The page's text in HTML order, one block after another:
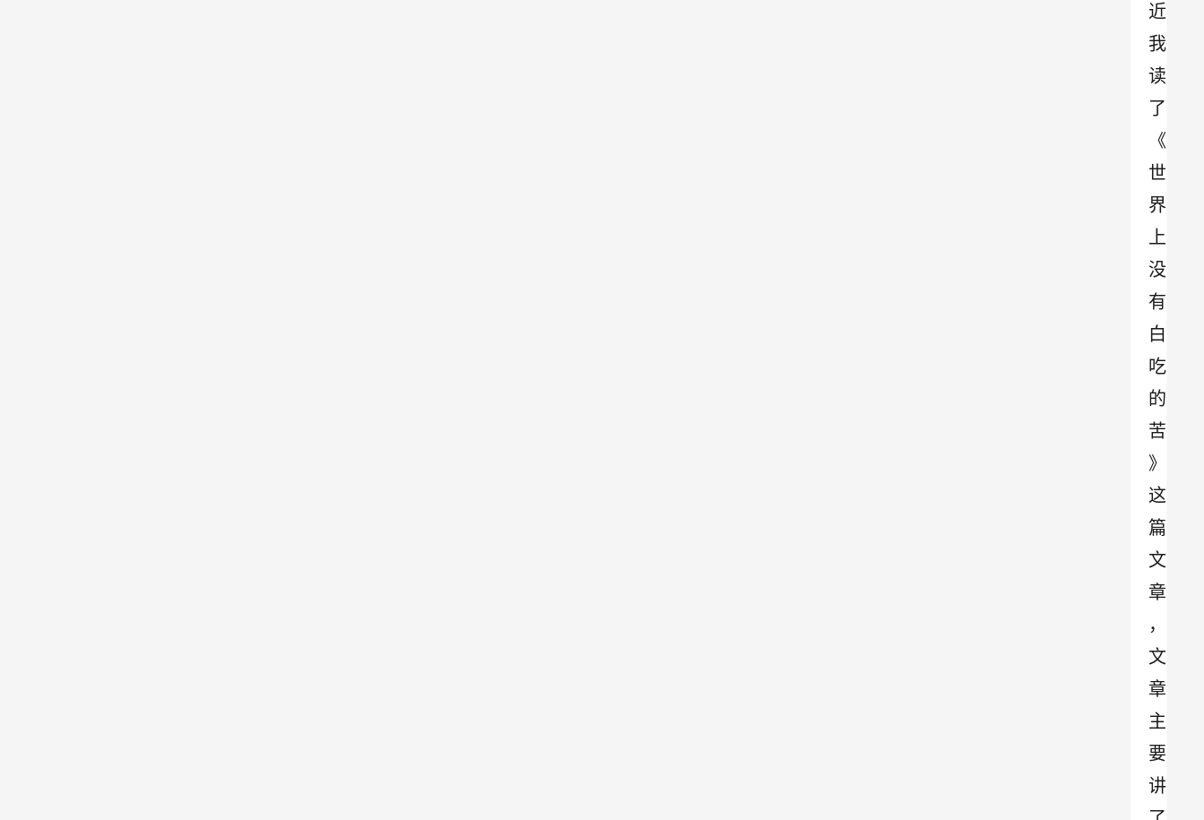
近
我
读
了
《
世
界
上
没
有
白
吃
的
苦
》
这
篇
文
章
，
文
章
主
要
讲